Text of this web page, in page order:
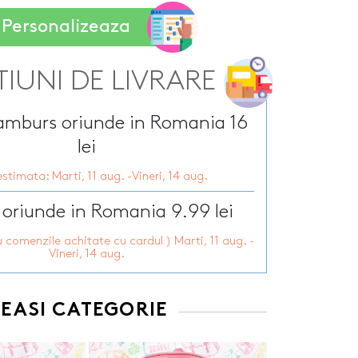
personalizate
Tirbusoane personalizate
Tocatoare personalizate
Tricouri personalizate
Tablouri canvas
Tablouri personalizate
Personalizeaza
DE LIVRARE
oriunde in Romania 16
lei
Marti, 11 aug. -Vineri, 14 aug.
oriunde in Romania 9.99 lei
comenzile achitate cu cardul ) Marti, 11 aug. -
Vineri, 14 aug.
CATEGORIE